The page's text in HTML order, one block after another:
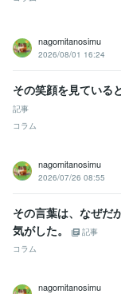
nagomitanosimu
2026/08/01 16:24
その笑顔を見ている
記事
コラム
nagomitanosimu
2026/07/26 08:55
その言葉は、なぜだ
気がした。
記事
コラム
nagomitanosimu